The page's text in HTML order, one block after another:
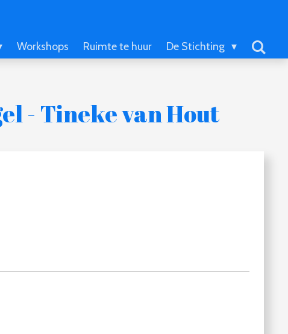
Workshops Ruimte te huur De Stichting
- Tineke van Hout